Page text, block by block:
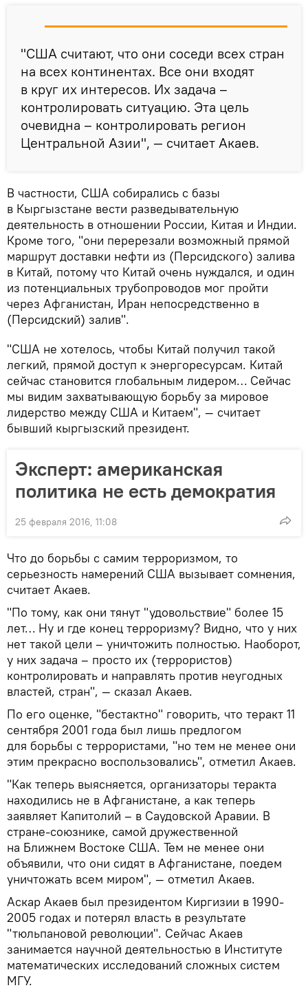
"США считают, что они соседи всех стран
на всех континентах. Все они входят
в круг их интересов. Их задача –
контролировать ситуацию. Эта цель
очевидна – контролировать регион
Центральной Азии", — считает Акаев.
В частности, США собирались с базы
в Кыргызстане вести разведывательную
деятельность в отношении России, Китая и Индии.
Кроме того, "они перерезали возможный прямой
маршрут доставки нефти из (Персидского) залива
в Китай, потому что Китай очень нуждался, и один
из потенциальных трубопроводов мог пройти
через Афганистан, Иран непосредственно в
(Персидский) залив".
"США не хотелось, чтобы Китай получил такой
легкий, прямой доступ к энергоресурсам. Китай
сейчас становится глобальным лидером… Сейчас
мы видим захватывающую борьбу за мировое
лидерство между США и Китаем", — считает
бывший кыргызский президент.
Эксперт: американская
политика не есть демократия
25 февраля 2016, 11:08
Что до борьбы с самим терроризмом, то
серьезность намерений США вызывает сомнения,
считает Акаев.
"По тому, как они тянут "удовольствие" более 15
лет… Ну и где конец терроризму? Видно, что у них
нет такой цели – уничтожить полностью. Наоборот,
у них задача – просто их (террористов)
контролировать и направлять против неугодных
властей, стран", — сказал Акаев.
По его оценке, "бестактно" говорить, что теракт 11
сентября 2001 года был лишь предлогом
для борьбы с террористами, "но тем не менее они
этим прекрасно воспользовались", отметил Акаев.
"Как теперь выясняется, организаторы теракта
находились не в Афганистане, а как теперь
заявляет Капитолий – в Саудовской Аравии. В
стране-союзнике, самой дружественной
на Ближнем Востоке США. Тем не менее они
объявили, что они сидят в Афганистане, поедем
уничтожать всем миром", — отметил Акаев.
Аскар Акаев был президентом Киргизии в 1990-
2005 годах и потерял власть в результате
"тюльпановой революции". Сейчас Акаев
занимается научной деятельностью в Институте
математических исследований сложных систем
МГУ.